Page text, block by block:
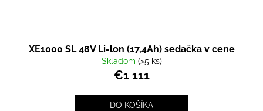
XE1000 SL 48V Li-lon (17,4Ah) sedačka v cene
Skladom (>5 ks)
€1 111
DO KOŠÍKA